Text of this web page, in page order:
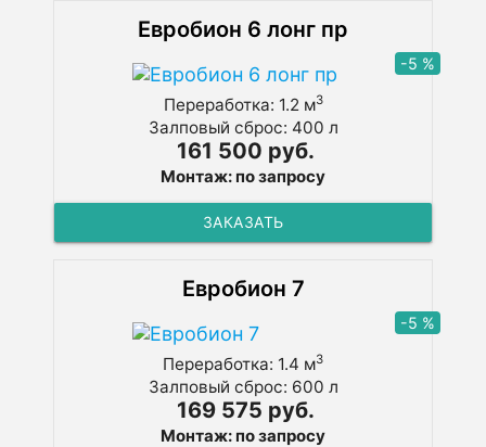
Евробион 6 лонг пр
-5 %
Переработка: 1.2 м3
Залповый сброс: 400 л
161 500 руб.
Монтаж: по запросу
ЗАКАЗАТЬ
Евробион 7
-5 %
Переработка: 1.4 м3
Залповый сброс: 600 л
169 575 руб.
Монтаж: по запросу